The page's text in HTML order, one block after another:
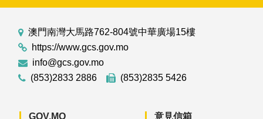
澳門南灣大馬路762-804號中華廣場15樓
https://www.gcs.gov.mo
info@gcs.gov.mo
(853)2833 2886
(853)2835 5426
GOV.MO 意見信箱